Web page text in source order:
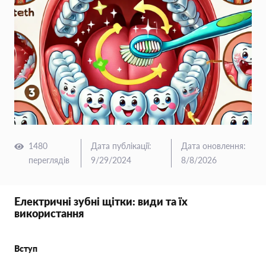
1480
переглядів
Дата публікації:
9/29/2024
Дата оновлення:
8/8/2026
Електричні зубні щітки: види та їх
використання
Вступ